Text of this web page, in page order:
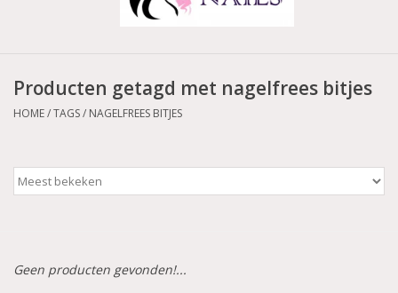
Acrylpoeder
Werkmateriaal
Aluminium koffer/Trolley
Producten getagd met nagelfrees bitjes
HOME/TAGS/ NAGELFREES BITJES
Geen producten gevonden!...